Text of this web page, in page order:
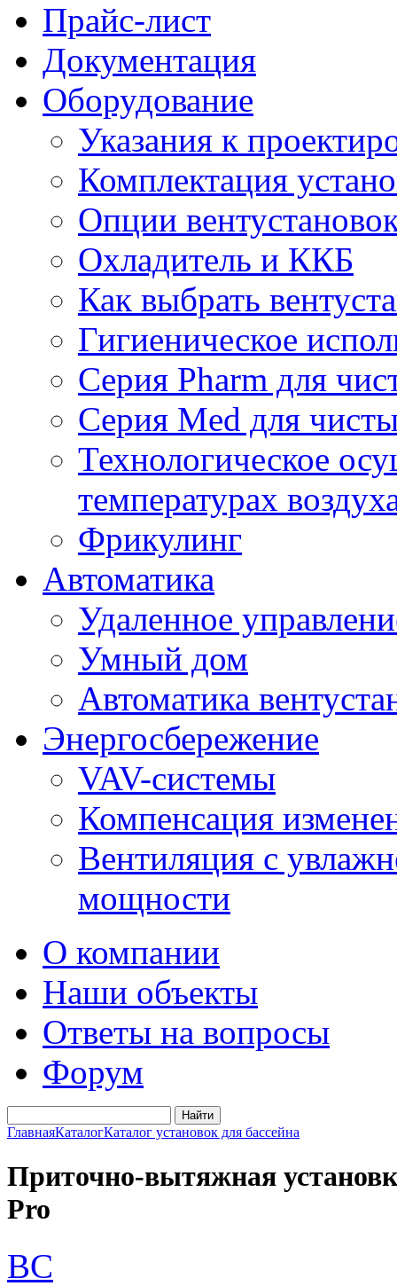
Прайс-лист
Документация
Оборудование
Указания к
Комплектация
Опции
Охладитель и ККБ
Как выбрать
Гигиеническое
Серия Pharm для
Серия Med для
Технологическое
температурах
Фрикулинг
Автоматика
Удаленное
Умный дом
Автоматика
Энергосбережение
VAV-системы
Компенсация
Вентиляция с
мощности
О компании
Наши объекты
Ответы на вопросы
Форум
ГлавнаяКаталогКаталог установок для бассейна
Приточно-вытяжная
Pro
BC